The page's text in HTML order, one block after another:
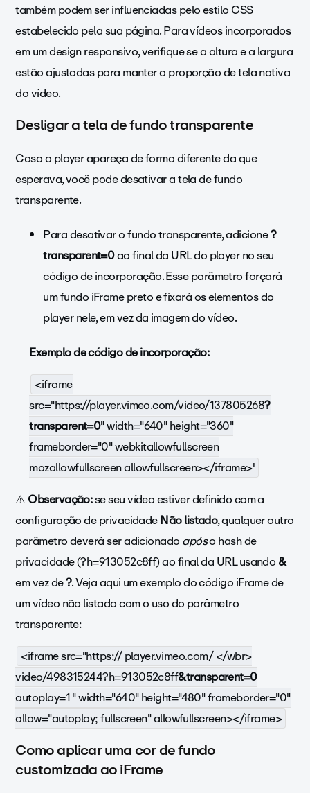
também podem ser influenciadas pelo estilo CSS
estabelecido pela sua página. Para vídeos incorporados
em um design responsivo, verifique se a altura e a largura
estão ajustadas para manter a proporção de tela nativa
do vídeo.
Desligar a tela de fundo transparente
Caso o player apareça de forma diferente da que
esperava, você pode desativar a tela de fundo
transparente.
Para desativar o fundo transparente, adicione?
transparent=0ao final da URL do player no seu
código de incorporação. Esse parâmetro forçará
um fundo iFrame preto e fixará os elementos do
player nele, em vez da imagem do vídeo.
Exemplo de código de incorporação:
<iframe
src="https://player.vimeo.com/video/137805268?
transparent=0" width="640" height="360"
frameborder="0" webkitallowfullscreen
mozallowfullscreen allowfullscreen></iframe>'
⚠️Observação:se seu vídeo estiver definido com a
configuração de privacidadeNão listado, qualquer outro
parâmetro deverá ser adicionadoapóso hash de
privacidade (?h=913052c8ff) ao final da URL usando&
em vez de?. Veja aqui um exemplo do código iFrame de
um vídeo não listado com o uso do parâmetro
transparente:
<iframe src="https:// player.vimeo.com/</wbr>
video/498315244?h=913052c8ff&transparent=0
autoplay=1 " width="640" height="480" frameborder="0"
allow="autoplay; fullscreen" allowfullscreen></iframe>
Como aplicar uma cor de fundo
customizada ao iFrame